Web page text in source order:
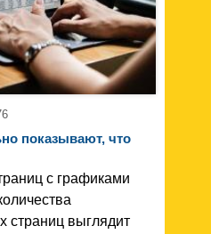
показывают, что
с графиками
страниц выглядит